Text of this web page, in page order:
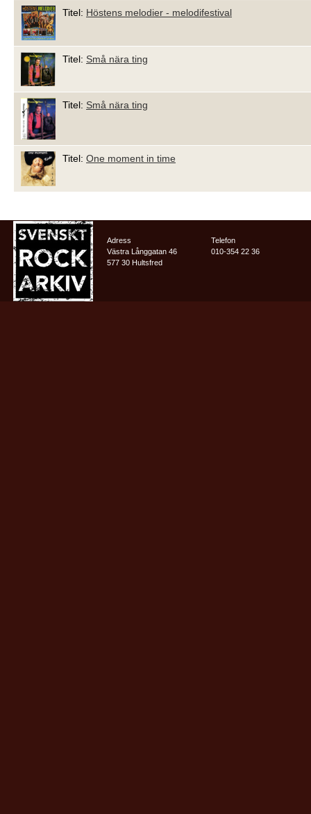
Titel: Höstens melodier - melodifestival
Titel: Små nära ting
Titel: Små nära ting
Titel: One moment in time
Adress
Västra Långgatan 46
577 30 Hultsfred
Telefon
010-354 22 36